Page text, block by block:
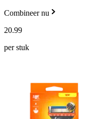
Combineer nu
20.99
per stuk